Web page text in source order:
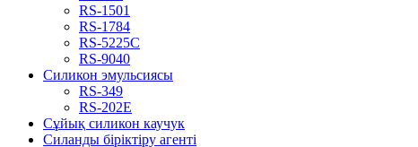
RS-1501
RS-1784
RS-5225C
RS-9040
Силикон эмульсиясы
RS-349
RS-202E
Сұйық силикон каучук
Силанды біріктіру агенті